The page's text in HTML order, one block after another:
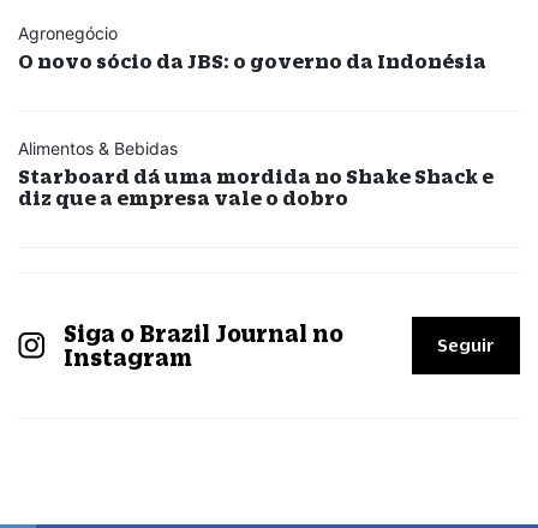
Agronegócio
O novo sócio da JBS: o governo da Indonésia
Alimentos & Bebidas
Starboard dá uma mordida no Shake Shack e
diz que a empresa vale o dobro
Siga o Brazil Journal no
Instagram
Seguir